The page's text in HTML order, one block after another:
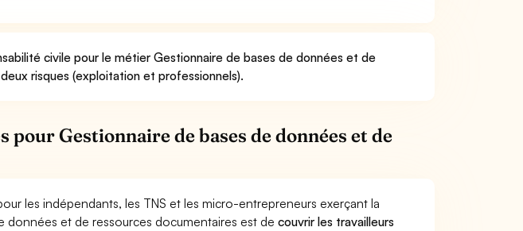
civile pour le métier Gestionnaire de bases de données et de
risques (exploitation et professionnels).
pour Gestionnaire de bases de données et de
les indépendants, les TNS et les micro-entrepreneurs exerçant la
données et de ressources documentaires est decouvrir les travailleurs